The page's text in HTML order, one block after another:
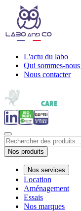
L'actu du labo
Qui sommes-
Nous contacter
Nos produits
Nos services
Location
Aménagement
Essais
Nos marques